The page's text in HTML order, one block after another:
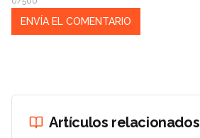
Artículos relacionados